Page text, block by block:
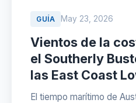
GUÍA May 23, 2026
Vientos de la
el Southerly
las East Coast
El tiempo marítimo de